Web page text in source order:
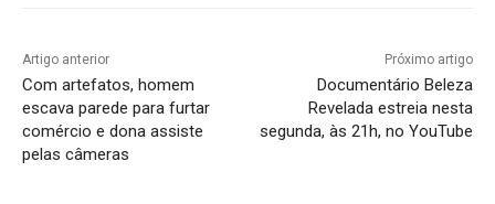
Artigo anterior
Com artefatos, homem
escava parede para furtar
comércio e dona assiste
pelas câmeras
Próximo artigo
Documentário Beleza
Revelada estreia nesta
segunda, às 21h, no YouTube